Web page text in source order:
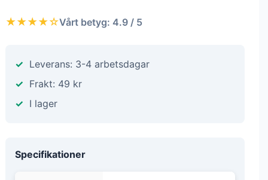
★★★★☆Vårt betyg: 4.9 / 5
Leverans: 3-4 arbetsdagar
Frakt: 49 kr
I lager
Specifikationer